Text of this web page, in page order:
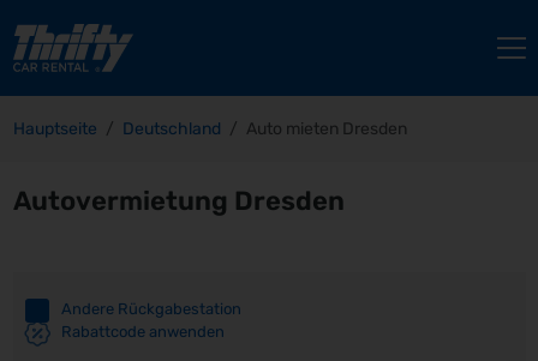
Hauptseite Deutschland Auto mieten Dresden
Autovermietung Dresden
Andere Rückgabestation
Rabattcode anwenden